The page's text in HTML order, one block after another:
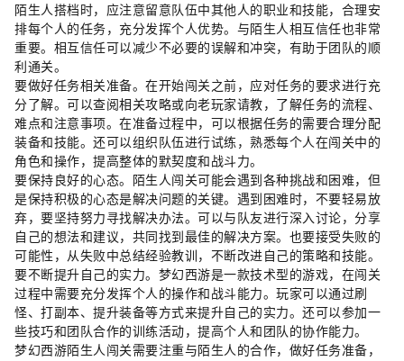
陌生人搭档时，应注意留意队伍中其他人的职业和技能，合理安
排每个人的任务，充分发挥个人优势。与陌生人相互信任也非常
重要。相互信任可以减少不必要的误解和冲突，有助于团队的顺
利通关。
要做好任务相关准备。在开始闯关之前，应对任务的要求进行充
分了解。可以查阅相关攻略或向老玩家请教，了解任务的流程、
难点和注意事项。在准备过程中，可以根据任务的需要合理分配
装备和技能。还可以组织队伍进行试练，熟悉每个人在闯关中的
角色和操作，提高整体的默契度和战斗力。
要保持良好的心态。陌生人闯关可能会遇到各种挑战和困难，但
是保持积极的心态是解决问题的关键。遇到困难时，不要轻易放
弃，要坚持努力寻找解决办法。可以与队友进行深入讨论，分享
自己的想法和建议，共同找到最佳的解决方案。也要接受失败的
可能性，从失败中总结经验教训，不断改进自己的策略和技能。
要不断提升自己的实力。梦幻西游是一款技术型的游戏，在闯关
过程中需要充分发挥个人的操作和战斗能力。玩家可以通过刷
怪、打副本、提升装备等方式来提升自己的实力。还可以参加一
些技巧和团队合作的训练活动，提高个人和团队的协作能力。
梦幻西游陌生人闯关需要注重与陌生人的合作，做好任务准备，